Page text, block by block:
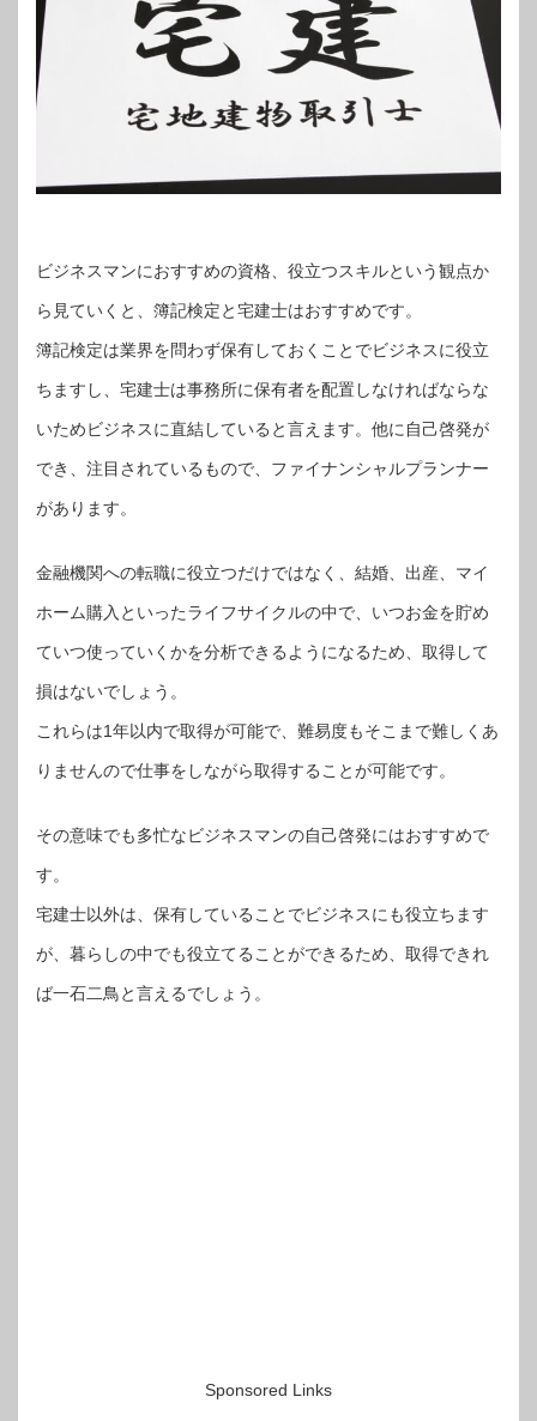
ビジネスマンにおすすめの資格、役立つスキルという観点か
ら見ていくと、簿記検定と宅建士はおすすめです。
簿記検定は業界を問わず保有しておくことでビジネスに役立
ちますし、宅建士は事務所に保有者を配置しなければならな
いためビジネスに直結していると言えます。他に自己啓発が
でき、注目されているもので、ファイナンシャルプランナー
があります。
金融機関への転職に役立つだけではなく、結婚、出産、マイ
ホーム購入といったライフサイクルの中で、いつお金を貯め
ていつ使っていくかを分析できるようになるため、取得して
損はないでしょう。
これらは1年以内で取得が可能で、難易度もそこまで難しくあ
りませんので仕事をしながら取得することが可能です。
その意味でも多忙なビジネスマンの自己啓発にはおすすめで
す。
宅建士以外は、保有していることでビジネスにも役立ちます
が、暮らしの中でも役立てることができるため、取得できれ
ば一石二鳥と言えるでしょう。
Sponsored Links